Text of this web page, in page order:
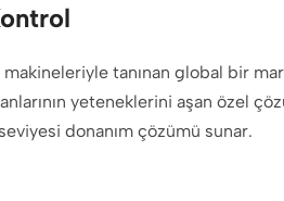
tanınan global bir
yeteneklerini aşan özel
donanım çözümü sunar.